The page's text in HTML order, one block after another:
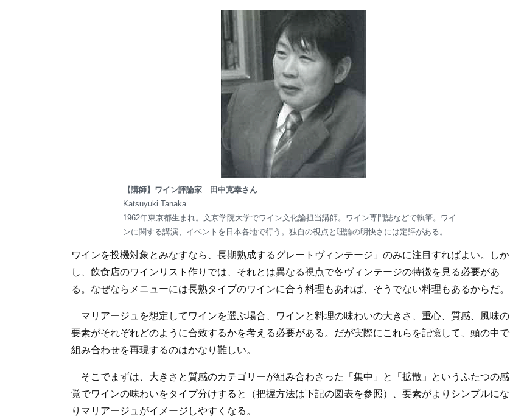
【講師】ワイン評論家 田中克幸さん
Katsuyuki Tanaka
1962年東京都生まれ。文京学院大学でワイン文化論担当講師。ワイン専門誌などで執筆。ワイ
ンに関する講演、イベントを日本各地で行う。独自の視点と理論の明快さには定評がある。
ワインを投機対象とみなすなら、長期熟成するグレートヴィンテージ」のみに注目すればよい。しか
し、飲食店のワインリスト作りでは、それとは異なる視点で各ヴィンテージの特徴を見る必要があ
る。なぜならメニューには長熟タイプのワインに合う料理もあれば、そうでない料理もあるからだ。
マリアージュを想定してワインを選ぶ場合、ワインと料理の味わいの大きさ、重心、質感、風味の
要素がそれぞれどのように合致するかを考える必要がある。だが実際にこれらを記憶して、頭の中で
組み合わせを再現するのはかなり難しい。
そこでまずは、大きさと質感のカテゴリーが組み合わさった「集中」と「拡散」というふたつの感
覚でワインの味わいをタイプ分けすると（把握方法は下記の図表を参照）、要素がよりシンプルにな
りマリアージュがイメージしやすくなる。